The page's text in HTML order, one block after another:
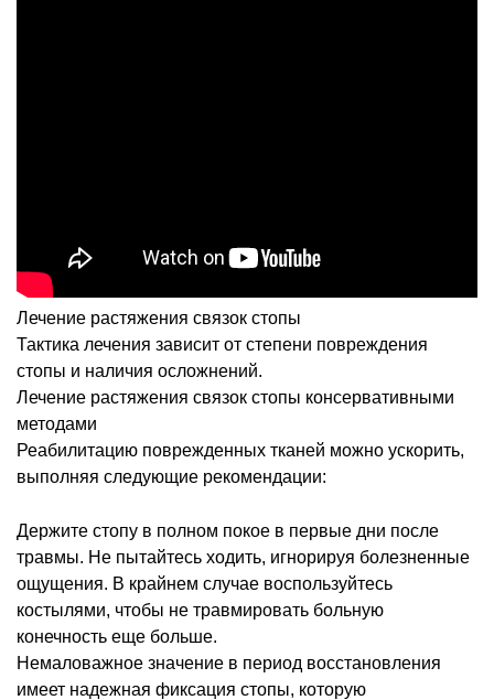
Лечение растяжения связок стопы
Тактика лечения зависит от степени повреждения
стопы и наличия осложнений.
Лечение растяжения связок стопы консервативными
методами
Реабилитацию поврежденных тканей можно ускорить,
выполняя следующие рекомендации:
Держите стопу в полном покое в первые дни после
травмы. Не пытайтесь ходить, игнорируя болезненные
ощущения. В крайнем случае воспользуйтесь
костылями, чтобы не травмировать больную
конечность еще больше.
Немаловажное значение в период восстановления
имеет надежная фиксация стопы, которую